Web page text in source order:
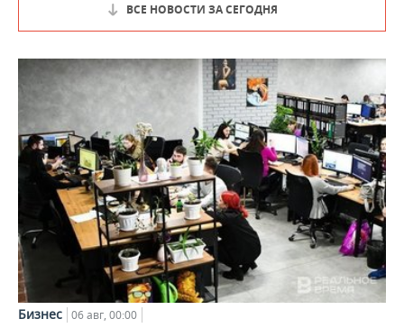
ВСЕ НОВОСТИ ЗА СЕГОДНЯ
Бизнес 06 авг, 00:00